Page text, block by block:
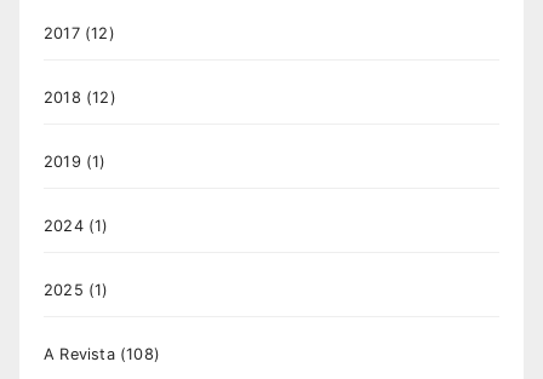
2017(12)
2018 (12)
2019 (1)
2024(1)
2025 (1)
A Revista(108)